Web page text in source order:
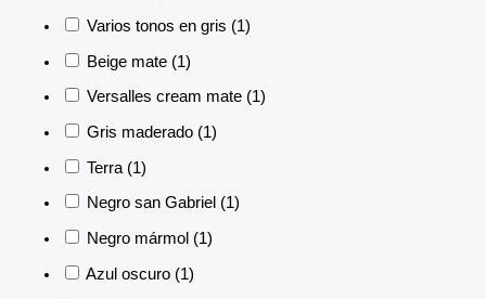
Varios tonos en gris (1)
Beige mate (1)
Versalles cream mate (1)
Gris maderado (1)
Terra (1)
Negro san Gabriel (1)
Negro mármol (1)
Azul oscuro (1)